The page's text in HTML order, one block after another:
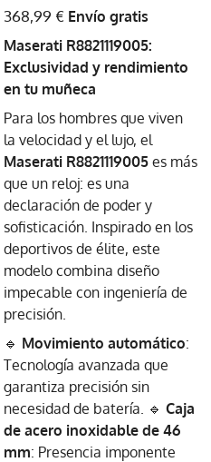
368,99 € Envío gratis
Maserati R8821119005:
Exclusividad y rendimiento
en tu muñeca
Para los hombres que viven
la velocidad y el lujo, el
Maserati R8821119005 es más
que un reloj: es una
declaración de poder y
sofisticación. Inspirado en los
deportivos de élite, este
modelo combina diseño
impecable con ingeniería de
precisión.
🔹 Movimiento automático:
Tecnología avanzada que
garantiza precisión sin
necesidad de batería. 🔹 Caja
de acero inoxidable de 46
mm: Presencia imponente